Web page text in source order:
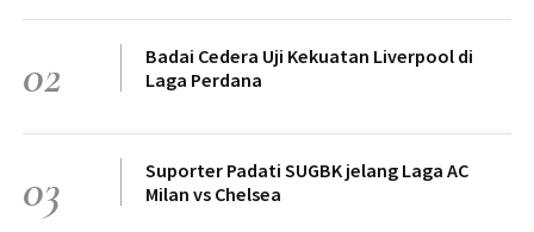
02
Badai Cedera Uji Kekuatan Liverpool di
Laga Perdana
03
Suporter Padati SUGBK jelang Laga AC
Milan vs Chelsea